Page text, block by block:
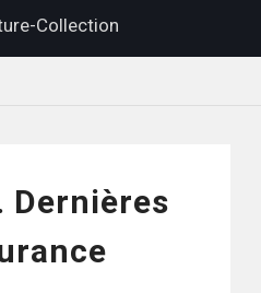
Collection
Dernières